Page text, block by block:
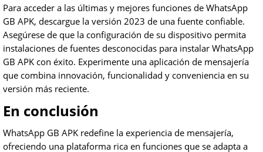
Para acceder a las últimas y mejores funciones de WhatsApp
GB APK, descargue la versión 2023 de una fuente confiable.
Asegúrese de que la configuración de su dispositivo permita
instalaciones de fuentes desconocidas para instalar WhatsApp
GB APK con éxito. Experimente una aplicación de mensajería
que combina innovación, funcionalidad y conveniencia en su
versión más reciente.
En conclusión
WhatsApp GB APK redefine la experiencia de mensajería,
ofreciendo una plataforma rica en funciones que se adapta a